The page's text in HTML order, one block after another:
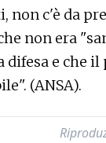
non c'è da
non era
e che
(ANSA).